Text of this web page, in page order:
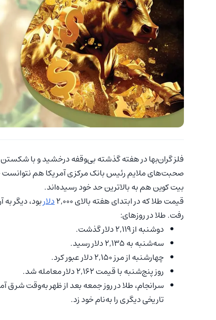
فلز گران‌بها در هفته گذشته بی‌وقفه درخشید و با
صحبت‌های ملایم رئیس بانک مرکزی آمریکا هم
بیت‌ کوین هم به بالاترین حد خود رسیده‌اند.
قیمت طلا که در ابتدای هفته بالای ۲,۰۰۰
دلاربود، دیگر
رفت. طلا در روزهای:
دوشنبه از ۲,۱۱۹ دلار گذشت.
سه‌شنبه به ۲,۱۳۵ دلار رسید.
چهارشنبه از مرز ۲,۱۵۰ دلار عبور کرد.
روز پنج‌شنبه با قیمت ۲,۱۶۲ دلار معامله شد.
تاریخی دیگری را به‌نام خود زد.